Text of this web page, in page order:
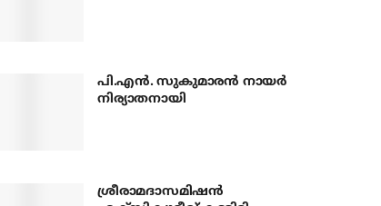
പി.എന്‍. സുകുമാരന്‍ നായര്‍
നിര്യാതനായി
ശ്രീരാമദാസമിഷന്‍